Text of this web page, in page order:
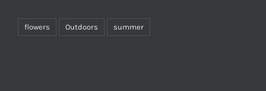
flowers Outdoors summer